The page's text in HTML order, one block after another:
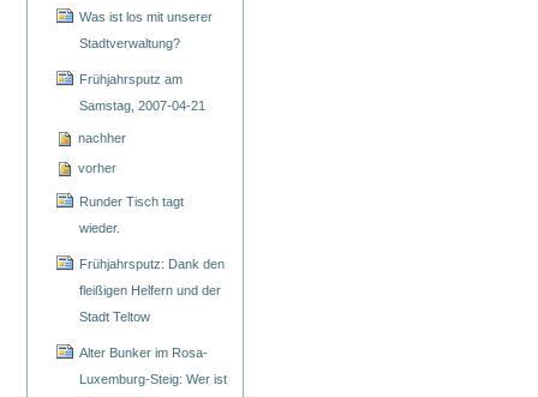
Was ist los mit unserer
Stadtverwaltung?
Frühjahrsputz am
Samstag, 2007-04-21
nachher
vorher
Runder Tisch tagt
wieder.
Frühjahrsputz: Dank den
fleißigen Helfern und der
Stadt Teltow
Alter Bunker im Rosa-
Luxemburg-Steig: Wer ist